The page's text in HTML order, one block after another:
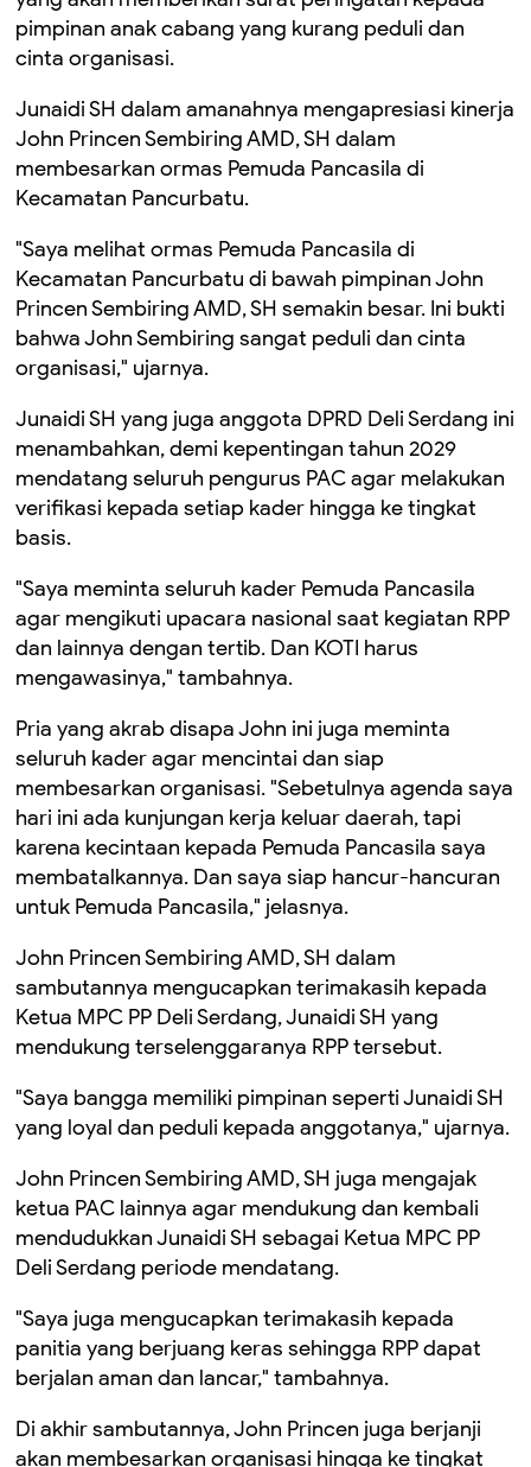
pimpinan anak cabang yang kurang peduli dan
cinta organisasi.
Junaidi SH dalam amanahnya mengapresiasi kinerja
John Princen Sembiring AMD, SH dalam
membesarkan ormas Pemuda Pancasila di
Kecamatan Pancurbatu.
"Saya melihat ormas Pemuda Pancasila di
Kecamatan Pancurbatu di bawah pimpinan John
Princen Sembiring AMD, SH semakin besar. Ini bukti
bahwa John Sembiring sangat peduli dan cinta
organisasi," ujarnya.
Junaidi SH yang juga anggota DPRD Deli Serdang ini
menambahkan, demi kepentingan tahun 2029
mendatang seluruh pengurus PAC agar melakukan
verifikasi kepada setiap kader hingga ke tingkat
basis.
"Saya meminta seluruh kader Pemuda Pancasila
agar mengikuti upacara nasional saat kegiatan RPP
dan lainnya dengan tertib. Dan KOTI harus
mengawasinya," tambahnya.
Pria yang akrab disapa John ini juga meminta
seluruh kader agar mencintai dan siap
membesarkan organisasi. "Sebetulnya agenda saya
hari ini ada kunjungan kerja keluar daerah, tapi
karena kecintaan kepada Pemuda Pancasila saya
membatalkannya. Dan saya siap hancur-hancuran
untuk Pemuda Pancasila," jelasnya.
John Princen Sembiring AMD, SH dalam
sambutannya mengucapkan terimakasih kepada
Ketua MPC PP Deli Serdang, Junaidi SH yang
mendukung terselenggaranya RPP tersebut.
"Saya bangga memiliki pimpinan seperti Junaidi SH
yang loyal dan peduli kepada anggotanya," ujarnya.
John Princen Sembiring AMD, SH juga mengajak
ketua PAC lainnya agar mendukung dan kembali
mendudukkan Junaidi SH sebagai Ketua MPC PP
Deli Serdang periode mendatang.
"Saya juga mengucapkan terimakasih kepada
panitia yang berjuang keras sehingga RPP dapat
berjalan aman dan lancar," tambahnya.
Di akhir sambutannya, John Princen juga berjanji
akan membesarkan organisasi hingga ke tingkat